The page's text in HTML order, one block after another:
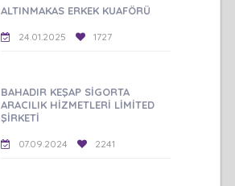
ALTINMAKAS ERKEK KUAFÖRÜ
24.01.2025 1727
BAHADIR KEŞAP SİGORTA
ARACILIK HİZMETLERİ LİMİTED
ŞİRKETİ
07.09.2024 2241